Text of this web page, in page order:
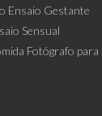
Ensaio Gestante
Sensual
Fotógrafo para